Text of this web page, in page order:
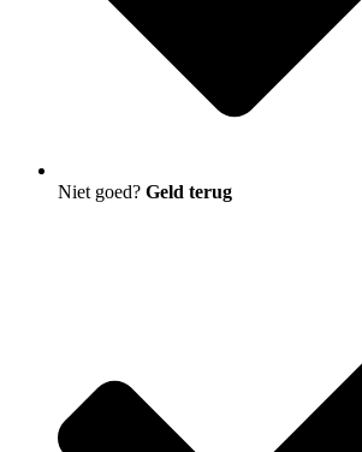
Niet goed? Geld terug